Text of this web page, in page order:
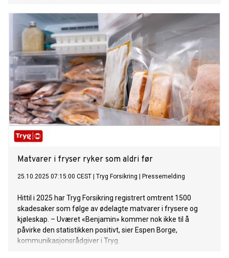
Matvarer i fryser ryker som aldri før
25.10.2025 07:15:00 CEST Tryg Forsikring Pressemelding
Hittil i 2025 har Tryg Forsikring registrert omtrent 1500
skadesaker som følge av ødelagte matvarer i frysere og
kjøleskap. – Uværet «Benjamin» kommer nok ikke til å
påvirke den statistikken positivt, sier Espen Borge,
kommunikasjonsrådgiver i Tryg.